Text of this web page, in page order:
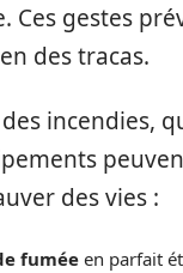
Ces gestes
des tracas.
incendies,
des vies :
fumée en parfait